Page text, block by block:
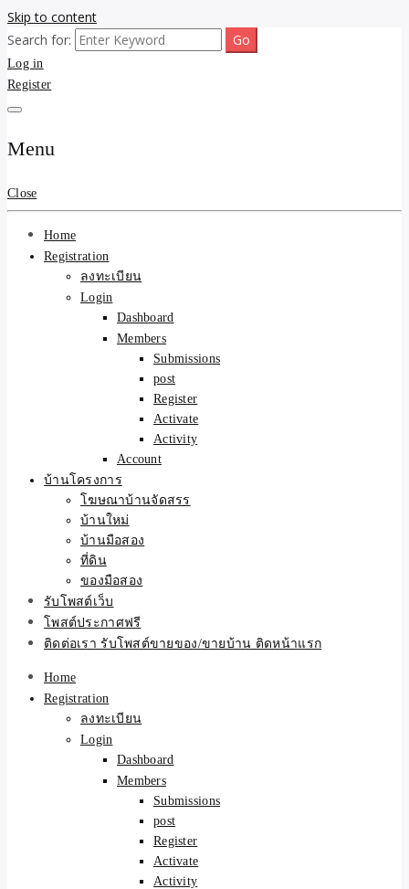
Skip to content
รับจ้างโพสต์ขายบ้าน ขาย
ของ ติดหน้าแรก Google Ai
Search ราคาถูกที่สุด! เน้น
ความคุ้มค่า "ถูกและดีมีอยู่
จริง" (เหมาะกับพ่อค้า
แม่ค้า) บริการโพสต์เว็บ
บอร์ด SEO การันตีงานดี
100% ✨
ขายบ้านไม่ออก ขายสินค้าไม่ได้ บอกเรา! รับจ้างลงโพสต์อสังหาฯ รับโพส
เว็บบอร์ดSEO ดันติดหน้าแรก Google AI ชัวร์ 🎯 … ให้เราจัดการให้! ด้วย
ระบบ AI Search & SEO ที่แม่นยำที่สุด
Search for:
Log in
Register
Menu
Close
Home
Registration
ลงทะเบียน
Login
Dashboard
Members
Submissions
post
Register
Activate
Activity
Account
บ้านโครงการ
โฆษณาบ้านจัดสรร
บ้านใหม่
บ้านมือสอง
ที่ดิน
ของมือสอง
รับโพสต์เว็บ
โพสต์ประกาศฟรี
ติดต่อเรา รับโพสต์ขายของ/ขายบ้าน ติดหน้าแรก
Home
Registration
ลงทะเบียน
Login
Dashboard
Members
Submissions
post
Register
Activate
Activity